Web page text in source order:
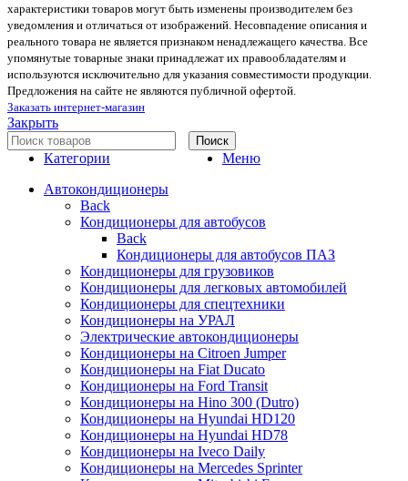
характеристики товаров могут быть изменены производителем без
уведомления и отличаться от изображений. Несовпадение описания и
реального товара не является признаком ненадлежащего качества. Все
упомянутые товарные знаки принадлежат их правообладателям и
используются исключительно для указания совместимости продукции.
Предложения на сайте не являются публичной офертой.
Заказать интернет-магазин
Закрыть
Поиск
Меню
Категории
Автокондиционеры
Back
Кондиционеры для автобусов
Back
Кондиционеры для автобусов ПАЗ
Кондиционеры для грузовиков
Кондиционеры для легковых автомобилей
Кондиционеры для спецтехники
Кондиционеры на УРАЛ
Электрические автокондиционеры
Кондиционеры на Citroen Jumper
Кондиционеры на Fiat Ducato
Кондиционеры на Ford Transit
Кондиционеры на Hino 300 (Dutro)
Кондиционеры на Hyundai HD120
Кондиционеры на Hyundai HD78
Кондиционеры на Iveco Daily
Кондиционеры на Mercedes Sprinter